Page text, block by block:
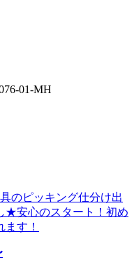
01-MH
のピッキング仕分け出
★安心のスタート！初め
す！